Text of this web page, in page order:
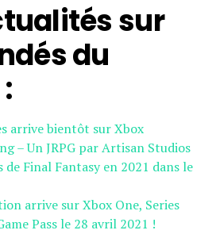
sur
du
arrive bientôt sur Xbox
– Un JRPG par Artisan Studios
de Final Fantasy en 2021 dans le
arrive sur Xbox One, Series
Pass le 28 avril 2021 !